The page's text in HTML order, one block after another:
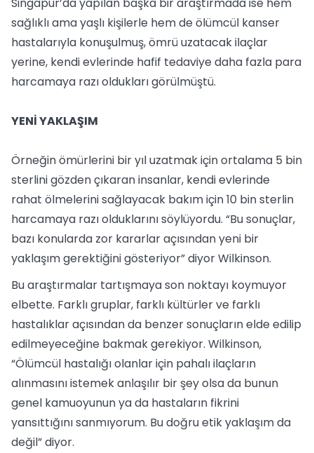
sağlıklı ama yaşlı kişilerle hem de ölümcül kanser
hastalarıyla konuşulmuş, ömrü uzatacak ilaçlar
yerine, kendi evlerinde hafif tedaviye daha fazla para
harcamaya razı oldukları görülmüştü.
YENİ YAKLAŞIM
Örneğin ömürlerini bir yıl uzatmak için ortalama 5 bin
sterlini gözden çıkaran insanlar, kendi evlerinde
rahat ölmelerini sağlayacak bakım için 10 bin sterlin
harcamaya razı olduklarını söylüyordu. “Bu sonuçlar,
bazı konularda zor kararlar açısından yeni bir
yaklaşım gerektiğini gösteriyor” diyor Wilkinson.
Bu araştırmalar tartışmaya son noktayı koymuyor
elbette. Farklı gruplar, farklı kültürler ve farklı
hastalıklar açısından da benzer sonuçların elde edilip
edilmeyeceğine bakmak gerekiyor. Wilkinson,
“Ölümcül hastalığı olanlar için pahalı ilaçların
alınmasını istemek anlaşılır bir şey olsa da bunun
genel kamuoyunun ya da hastaların fikrini
yansıttığını sanmıyorum. Bu doğru etik yaklaşım da
değil” diyor.